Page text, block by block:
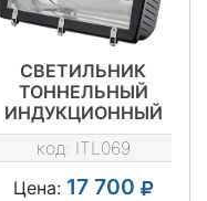
СВЕТИЛЬНИК
ТОННЕЛЬНЫЙ
ИНДУКЦИОННЫЙ
ITL-TN002 200W
код: ITL069
Цена: 17 700